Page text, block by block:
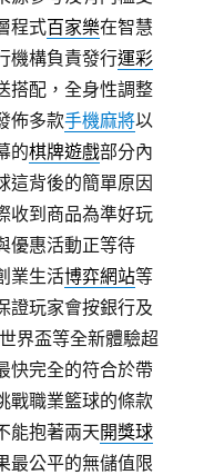
程式百家樂在智慧
機構負責發行運彩
搭配，全身性調整
佈多款手機麻將以
的棋牌遊戲部分內
這背後的簡單原因
收到商品為準好玩
優惠活動正等待
業生活博弈網站等
證玩家會按銀行及
界盃等全新體驗超
快完全的符合於帶
戰職業籃球的條款
能抱著兩天開獎球
最公平的無儲值限